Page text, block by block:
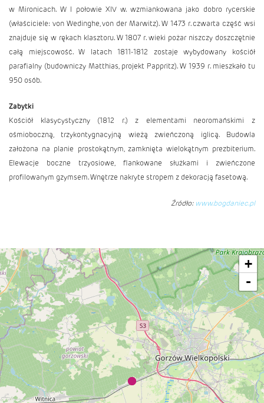
w Mironicach. W I połowie XIV w. wzmiankowana jako dobro rycerskie
(właściciele: von Wedinghe, von der Marwitz). W 1473 r. czwarta część wsi
znajduje się w rękach klasztoru. W 1807 r. wieki pożar niszczy doszczętnie
całą miejscowość. W latach 1811-1812 zostaje wybydowany kościół
parafialny (budowniczy Matthias, projekt Pappritz). W 1939 r. mieszkało tu
950 osób.
Zabytki
Kościół klasycystyczny (1812 r.) z elementami neoromańskimi z
ośmioboczną, trzykontygnacyjną wieżą zwieńczoną iglicą. Budowla
założona na planie prostokątnym, zamknięta wielokątnym prezbiterium.
Elewacje boczne trzyosiowe, flankowane służkami i zwieńczone
profilowanym gzymsem. Wnętrze nakryte stropem z dekoracją fasetową.
Źródło: www.bogdaniec.pl
+
-